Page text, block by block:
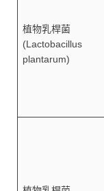
植物乳桿菌
(Lactobacillus
plantarum)